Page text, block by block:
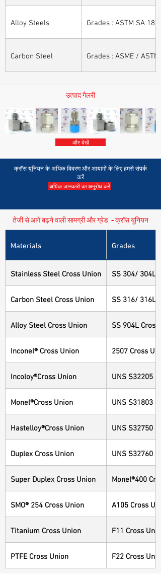
Alloy Steels Grades : ASTM SA
Carbon Steel Grades : ASME /
उत्पाद गैलरी
और देखें
क्रॉस यूनियन के अधिक विवरण और आयामों के लिए हमसे संपर्क
करें
अधिक जानकारी का अनुरोध करें
तेजी से आगे बढ़ने वाली सामग्री और ग्रेड - क्रॉस यूनियन
Materials Grades
Stainless Steel Cross Union SS 304/ 304L
Carbon Steel Cross Union SS 316/ 316L
Alloy Steel Cross Union SS 904L Cross
Inconel® Cross Union 2507 Cross
Incoloy®Cross Union UNS S32205
Monel®Cross Union UNS S31803
Hastelloy®Cross Union UNS S32750
Duplex Cross Union UNS S32760
Super Duplex Cross Union Monel®400
SMO® 254 Cross Union A105 Cross
Titanium Cross Union F11 Cross Union
PTFE Cross Union F22 Cross Union